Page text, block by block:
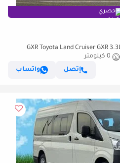
حصري
0 كيلومتر
إتصل
واتساب